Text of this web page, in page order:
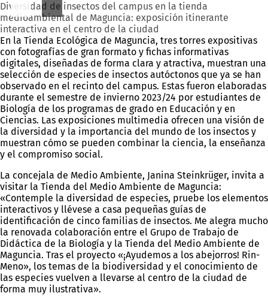
Diversidad de insectos del campus en la tienda
medioambiental de Maguncia: exposición itinerante
interactiva en el centro de la ciudad
En la Tienda Ecológica de Maguncia, tres torres expositivas
con fotografías de gran formato y fichas informativas
digitales, diseñadas de forma clara y atractiva, muestran una
selección de especies de insectos autóctonos que ya se han
observado en el recinto del campus. Estas fueron elaboradas
durante el semestre de invierno 2023/24 por estudiantes de
Biología de los programas de grado en Educación y en
Ciencias. Las exposiciones multimedia ofrecen una visión de
la diversidad y la importancia del mundo de los insectos y
muestran cómo se pueden combinar la ciencia, la enseñanza
y el compromiso social.
La concejala de Medio Ambiente, Janina Steinkrüger, invita a
visitar la Tienda del Medio Ambiente de Maguncia:
«Contemple la diversidad de especies, pruebe los elementos
interactivos y llévese a casa pequeñas guías de
identificación de cinco familias de insectos. Me alegra mucho
la renovada colaboración entre el Grupo de Trabajo de
Didáctica de la Biología y la Tienda del Medio Ambiente de
Maguncia. Tras el proyecto «¡Ayudemos a los abejorros! Rin-
Meno», los temas de la biodiversidad y el conocimiento de
las especies vuelven a llevarse al centro de la ciudad de
forma muy ilustrativa».